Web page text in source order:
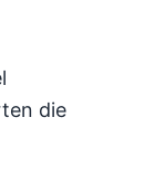
die